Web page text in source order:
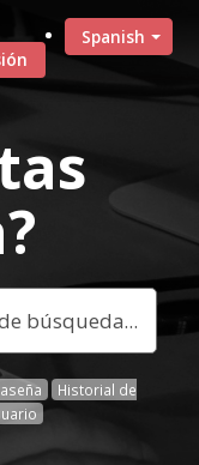
Spanish
Historial de